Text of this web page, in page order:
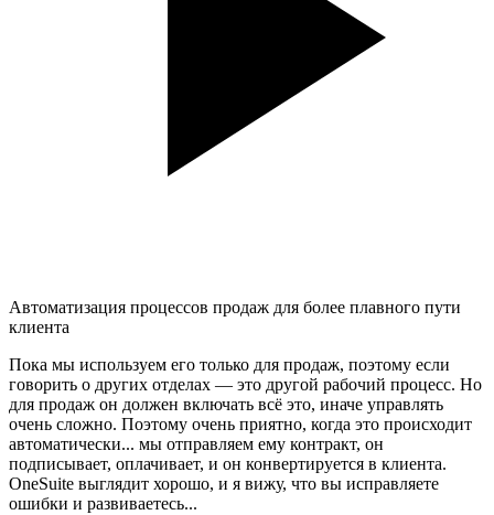
Автоматизация процессов продаж для более плавного пути
клиента
Пока мы используем его только для продаж, поэтому если
говорить о других отделах — это другой рабочий процесс. Но
для продаж он должен включать всё это, иначе управлять
очень сложно. Поэтому очень приятно, когда это происходит
автоматически... мы отправляем ему контракт, он
подписывает, оплачивает, и он конвертируется в клиента.
OneSuite выглядит хорошо, и я вижу, что вы исправляете
ошибки и развиваетесь...